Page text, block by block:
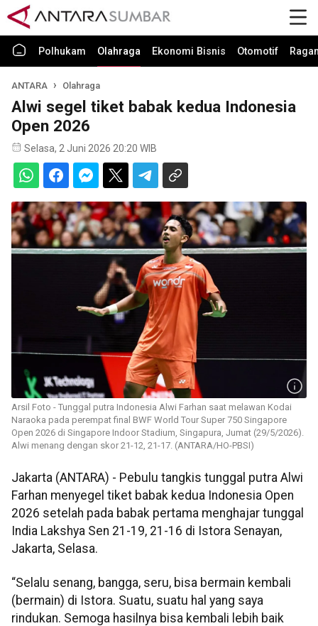
Polhukam Olahraga Ekonomi Bisnis Otomotif
ANTARA Olahraga
Alwi segel tiket babak kedua Indonesia
Open 2026
Selasa, 2 Juni 2026 20:20 WIB
Arsil Foto - Tunggal putra Indonesia Alwi Farhan saat melawan Kodai
Naraoka pada perempat final BWF World Tour Super 750 Singapore
Open 2026 di Singapore Indoor Stadium, Singapura, Jumat (29/5/2026).
Alwi menang dengan skor 21-12, 21-17. (ANTARA/HO-PBSI)
Jakarta (ANTARA) - Pebulu tangkis tunggal putra Alwi
Farhan menyegel tiket babak kedua Indonesia Open
2026 setelah pada babak pertama menghajar tunggal
India Lakshya Sen 21-19, 21-16 di Istora Senayan,
Jakarta, Selasa.
“Selalu senang, bangga, seru, bisa bermain kembali
(bermain) di Istora. Suatu, suatu hal yang saya
rindukan. Semoga hasilnya bisa kembali lebih baik